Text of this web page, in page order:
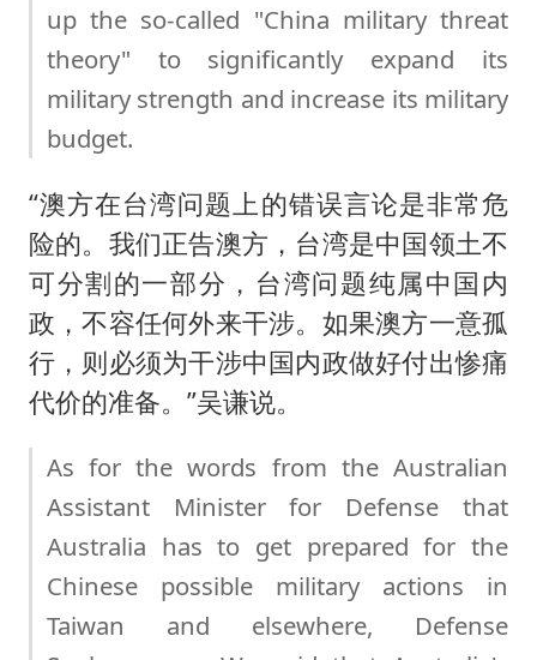
up the so-called "China military threat
theory" to significantly expand its
military strength and increase its military
budget.
“澳方在台湾问题上的错误言论是非常危
险的。我们正告澳方，台湾是中国领土不
可分割的一部分，台湾问题纯属中国内
政，不容任何外来干涉。如果澳方一意孤
行，则必须为干涉中国内政做好付出惨痛
代价的准备。”吴谦说。
As for the words from the Australian
Assistant Minister for Defense that
Australia has to get prepared for the
Chinese possible military actions in
Taiwan and elsewhere, Defense